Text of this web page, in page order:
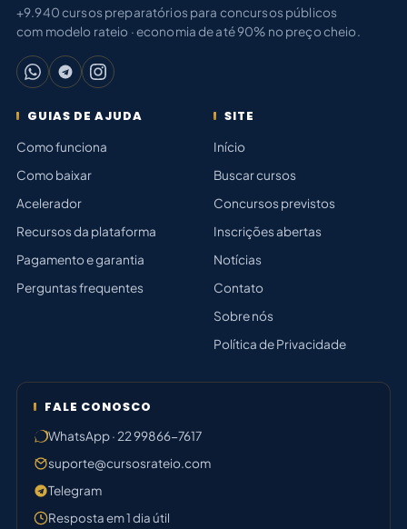
+9.940 cursos preparatórios para concursos públicos
com modelo rateio · economia de até 90% no preço cheio.
GUIAS DE AJUDA
Como funciona
Como baixar
Acelerador
Recursos da plataforma
Pagamento e garantia
Perguntas frequentes
SITE
Início
Buscar cursos
Concursos previstos
Inscrições abertas
Notícias
Contato
Sobre nós
Política de Privacidade
FALE CONOSCO
WhatsApp · 22 99866-7617
suporte@cursosrateio.com
Telegram
Resposta em 1 dia útil